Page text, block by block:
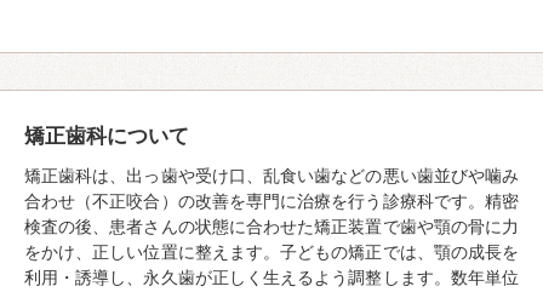
矯正歯科について
矯正歯科は、出っ歯や受け口、乱食い歯などの悪い歯並びや噛み
合わせ（不正咬合）の改善を専門に治療を行う診療科です。精密
検査の後、患者さんの状態に合わせた矯正装置で歯や顎の骨に力
をかけ、正しい位置に整えます。子どもの矯正では、顎の成長を
利用・誘導し、永久歯が正しく生えるよう調整します。数年単位